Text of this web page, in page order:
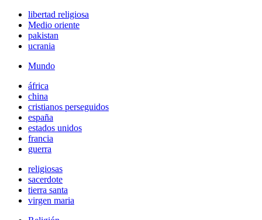
libertad religiosa
Medio oriente
pakistan
ucrania
Mundo
áfrica
china
cristianos perseguidos
españa
estados unidos
francia
guerra
religiosas
sacerdote
tierra santa
virgen maria